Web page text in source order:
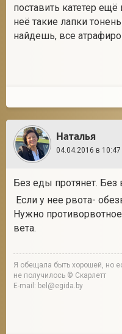
поставить катетер
неё такие лапки
найдешь, все
Наталья
04.04.2016 в 10:47
Без еды протянет.
Если у нее рвота-
Нужно
вета.
Я обещала быть хорошей, но
не получилось © Скарлетт
E-mail: bel@egida.by